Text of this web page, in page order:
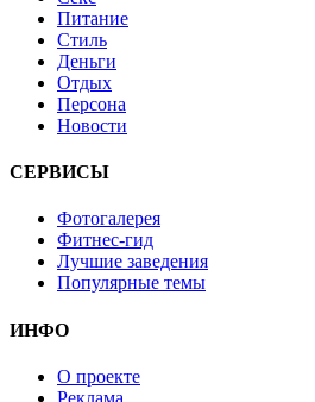
Питание
Стиль
Деньги
Отдых
Персона
Новости
СЕРВИСЫ
Фотогалерея
Фитнес-гид
Лучшие заведения
Популярные темы
ИНФО
О проекте
Реклама